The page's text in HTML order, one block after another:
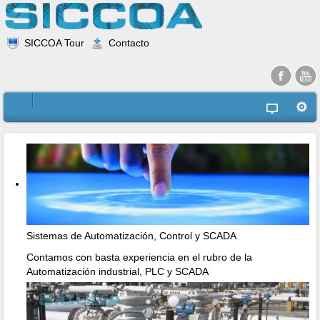
SICCOA Tour Contacto
Sistemas de Automatización, Control y SCADA
Contamos con basta experiencia en el rubro de la
Automatización industrial, PLC y SCADA